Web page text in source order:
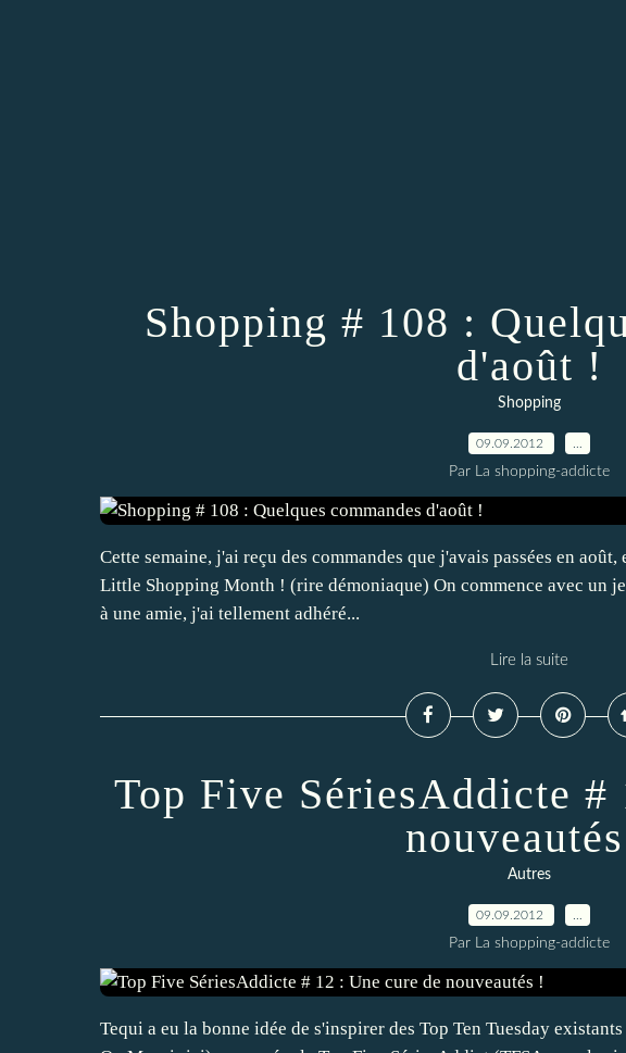
Shopping # 108 :
d'août !
Shopping
09.09.2012
Par La shopping-addicte
Cette semaine, j'ai reçu des commandes que j'avais passées en
Little Shopping Month ! (rire démoniaque) On commence avec un
à une amie, j'ai tellement adhéré...
Lire la suite
Top Five SériesAddicte #
Autres
09.09.2012
Par La shopping-addicte
Tequi a eu la bonne idée de s'inspirer des Top Ten Tuesday